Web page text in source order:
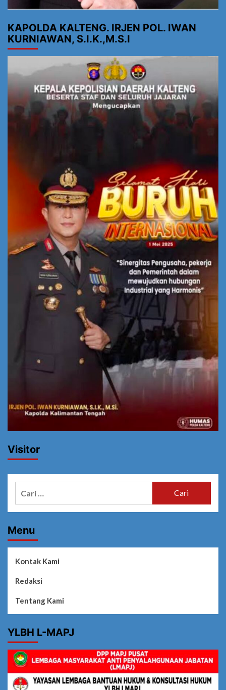
KAPOLDA KALTENG. IRJEN POL. IWAN
KURNIAWAN, S.I.K.,M.S.I
Visitor
Menu
Kontak Kami
Redaksi
Tentang Kami
YLBH L-MAPJ